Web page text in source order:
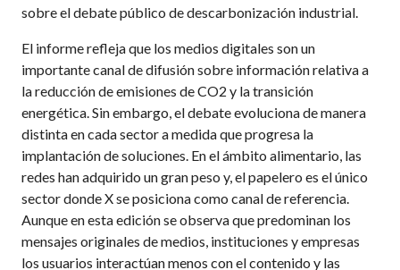
sobre el debate público de descarbonización industrial.
El informe refleja que los medios digitales son un
importante canal de difusión sobre información relativa a
la reducción de emisiones de CO2 y la transición
energética. Sin embargo, el debate evoluciona de manera
distinta en cada sector a medida que progresa la
implantación de soluciones. En el ámbito alimentario, las
redes han adquirido un gran peso y, el papelero es el único
sector donde X se posiciona como canal de referencia.
Aunque en esta edición se observa que predominan los
mensajes originales de medios, instituciones y empresas
los usuarios interactúan menos con el contenido y las